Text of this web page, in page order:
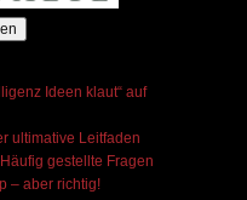
Ideen klaut“ auf
ultimative Leitfaden
gestellte Fragen
– aber richtig!